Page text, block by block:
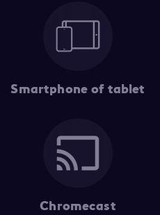
Smartphone of tablet
Chromecast